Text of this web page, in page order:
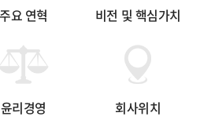
주요 연혁 비전 및 핵심가치
윤리경영 회사위치